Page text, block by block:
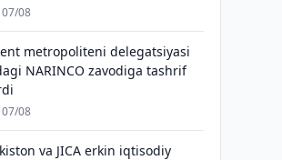
07/08
metropoliteni delegatsiyasi
NARINCO zavodiga tashrif
07/08
va JICA erkin iqtisodiy